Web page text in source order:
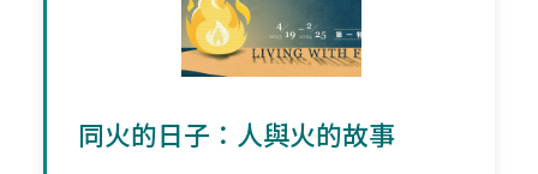
同火的日子：人與火的故事